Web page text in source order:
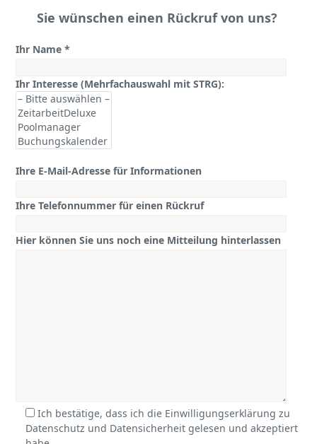
Sie wünschen einen Rückruf von uns?
Ihr Name *
Ihr Interesse (Mehrfachauswahl mit STRG):
Ihre E-Mail-Adresse für Informationen
Ihre Telefonnummer für einen Rückruf
Hier können Sie uns noch eine Mitteilung hinterlassen
Ich bestätige, dass ich die Einwilligungserklärung zu
Datenschutz und Datensicherheit gelesen und akzeptiert